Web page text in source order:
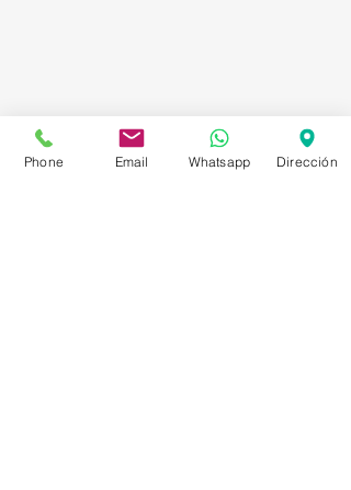
Phone Email Whatsapp Dirección